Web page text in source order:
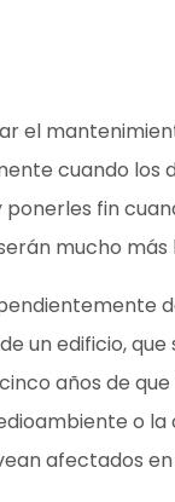
el
cuando los
fin
mucho
un edificio, que
años de
o
afectados